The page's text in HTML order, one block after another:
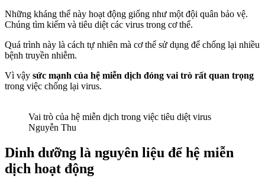
Những kháng thể này hoạt động giống như một đội quân bảo vệ.
Chúng tìm kiếm và tiêu diệt các virus trong cơ thể.
Quá trình này là cách tự nhiên mà cơ thể sử dụng để chống lại nhiều
bệnh truyền nhiễm.
Vì vậy sức mạnh của hệ miễn dịch đóng vai trò rất quan trọng
trong việc chống lại virus.
Vai trò của hệ miễn dịch trong việc tiêu diệt virus
Nguyễn Thu
Dinh dưỡng là nguyên liệu để hệ miễn
dịch hoạt động